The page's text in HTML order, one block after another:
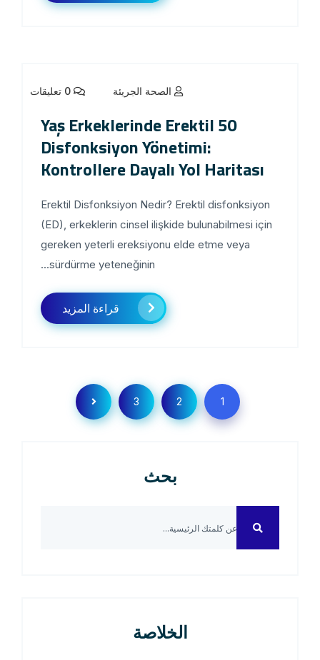
الصحة الجريئة
50 Yaş Erkeklerinde Erektil
Disfonksiyon Yönetimi:
Kontrollere Dayalı Yol Haritası
Erektil Disfonksiyon Nedir? Erektil disfonksiyon
(ED), erkeklerin cinsel ilişkide bulunabilmesi için
gereken yeterli ereksiyonu elde etme veya
sürdürme yeteneğinin...
قراءة المزيد
بحث
الخلاصة